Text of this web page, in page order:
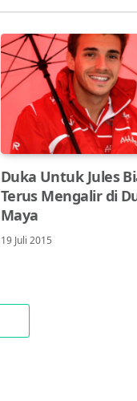
Duka Untuk Jules
Terus Mengalir di
Maya
19 Juli 2015